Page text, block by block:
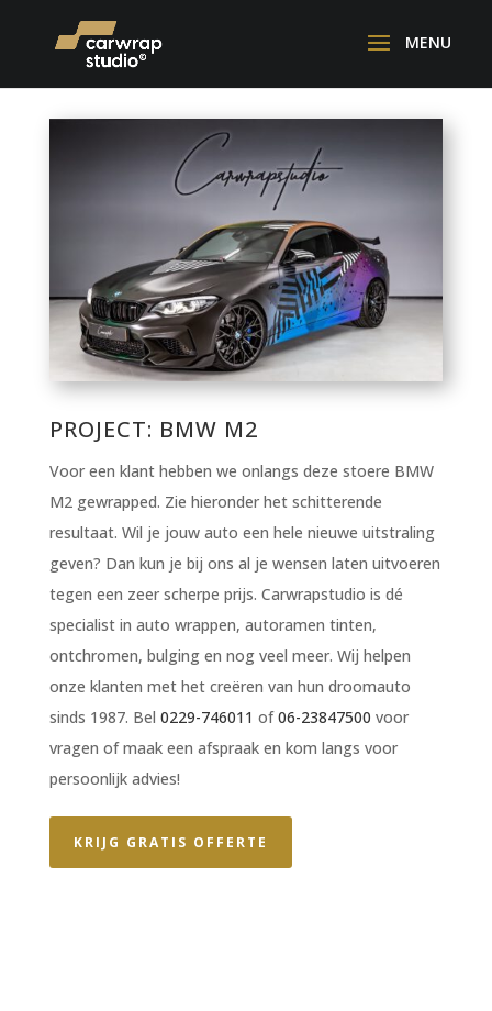
PROJECT: BMW M2
Voor een klant hebben we onlangs deze stoere BMW
M2 gewrapped. Zie hieronder het schitterende
resultaat. Wil je jouw auto een hele nieuwe uitstraling
geven? Dan kun je bij ons al je wensen laten uitvoeren
tegen een zeer scherpe prijs. Carwrapstudio is dé
specialist in auto wrappen, autoramen tinten,
ontchromen, bulging en nog veel meer. Wij helpen
onze klanten met het creëren van hun droomauto
sinds 1987. Bel 0229-746011 of06-23847500 voor
vragen of maak een afspraak en kom langs voor
persoonlijk advies!
KRIJG GRATIS OFFERTE